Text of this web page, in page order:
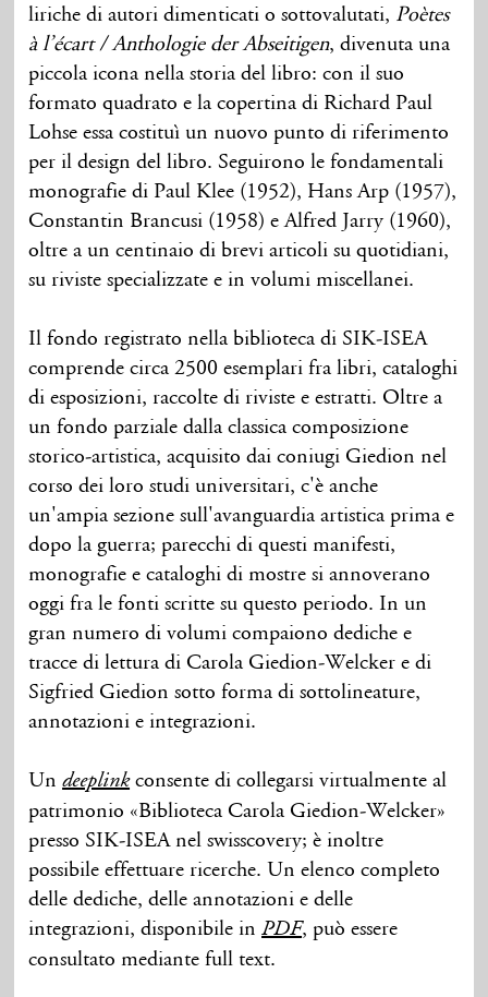
liriche di autori dimenticati o sottovalutati, Poètes
à l’écart / Anthologie der Abseitigen, divenuta una
piccola icona nella storia del libro: con il suo
formato quadrato e la copertina di Richard Paul
Lohse essa costituì un nuovo punto di riferimento
per il design del libro. Seguirono le fondamentali
monografie di Paul Klee (1952), Hans Arp (1957),
Constantin Brancusi (1958) e Alfred Jarry (1960),
oltre a un centinaio di brevi articoli su quotidiani,
su riviste specializzate e in volumi miscellanei.
Il fondo registrato nella biblioteca di SIK-ISEA
comprende circa 2500 esemplari fra libri, cataloghi
di esposizioni, raccolte di riviste e estratti. Oltre a
un fondo parziale dalla classica composizione
storico-artistica, acquisito dai coniugi Giedion nel
corso dei loro studi universitari, c'è anche
un'ampia sezione sull'avanguardia artistica prima e
dopo la guerra; parecchi di questi manifesti,
monografie e cataloghi di mostre si annoverano
oggi fra le fonti scritte su questo periodo. In un
gran numero di volumi compaiono dediche e
tracce di lettura di Carola Giedion-Welcker e di
Sigfried Giedion sotto forma di sottolineature,
annotazioni e integrazioni.
Undeeplinkconsente di collegarsi virtualmente al
patrimonio «Biblioteca Carola Giedion-Welcker»
presso SIK-ISEA nel swisscovery; è inoltre
possibile effettuare ricerche. Un elenco completo
delle dediche, delle annotazioni e delle
integrazioni, disponibile inPDF, può essere
consultato mediante full text.